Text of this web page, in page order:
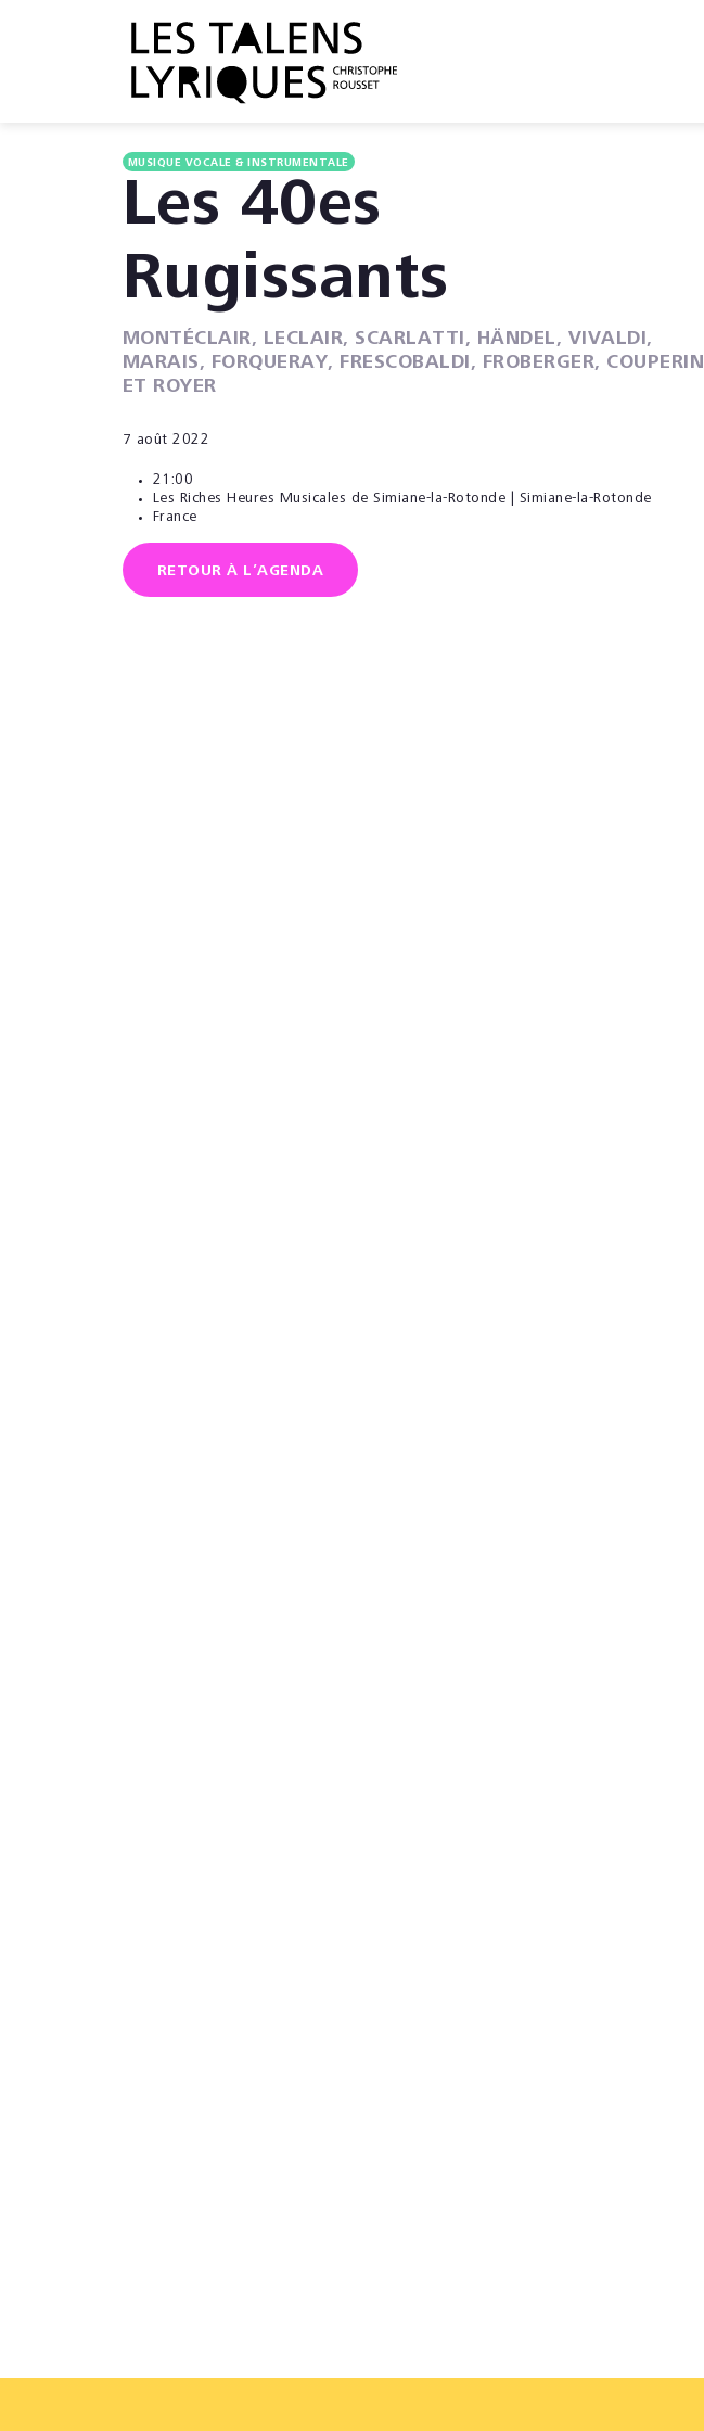
MUSIQUE VOCALE & INSTRUMENTALE
Les 40es
Rugissants
MONTÉCLAIR, LECLAIR, SCARLATTI, HÄNDEL, VIVALDI,
MARAIS, FORQUERAY, FRESCOBALDI, FROBERGER, COUPERIN
ET ROYER
7 août 2022
21:00
Les Riches Heures Musicales de Simiane-la-Rotonde | Simiane-la-Rotonde
France
RETOUR À L’AGENDA